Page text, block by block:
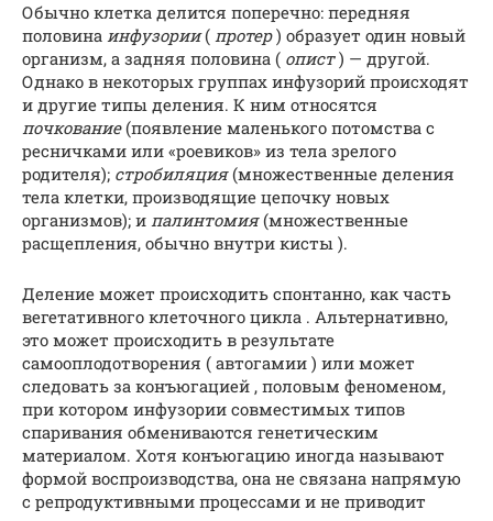
Обычно клетка делится поперечно: передняя
половина инфузории( протер) образует один новый
организм, а задняя половина ( опист) — другой.
Однако в некоторых группах инфузорий происходят
и другие типы деления. К ним относятся
почкование(появление маленького потомства с
ресничками или «роевиков» из тела зрелого
родителя); стробиляция(множественные деления
тела клетки, производящие цепочку новых
организмов); и палинтомия(множественные
расщепления, обычно внутри кисты ).
Деление может происходить спонтанно, как часть
вегетативного клеточного цикла . Альтернативно,
это может происходить в результате
самооплодотворения ( автогамии ) или может
следовать за конъюгацией , половым феноменом,
при котором инфузории совместимых типов
спаривания обмениваются генетическим
материалом. Хотя конъюгацию иногда называют
формой воспроизводства, она не связана напрямую
с репродуктивными процессами и не приводит